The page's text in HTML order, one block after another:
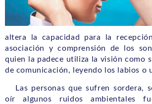
altera la capacidad para la
asociación y comprensión de los
quien la padece utiliza la visión como
de comunicación, leyendo los labios o
Las personas que sufren sordera,
oír algunos ruidos ambientales